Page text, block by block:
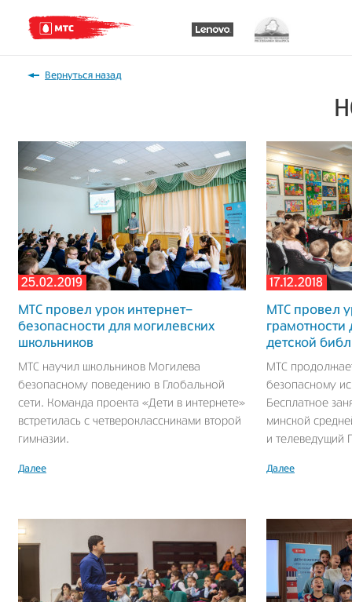
Вернуться назад
25.02.2019
МТС провел урок интернет-
безопасности для могилевских
школьников
МТС научил школьников Могилева
безопасному поведению в Глобальной
сети. Команда проекта «Дети в интернете»
встретилась с четвероклассниками второй
гимназии.
Далее
17.12.2018
МТС провел
грамотности
детской
МТС
безопасному
Бесплатное
минской
и телеведущий
Далее